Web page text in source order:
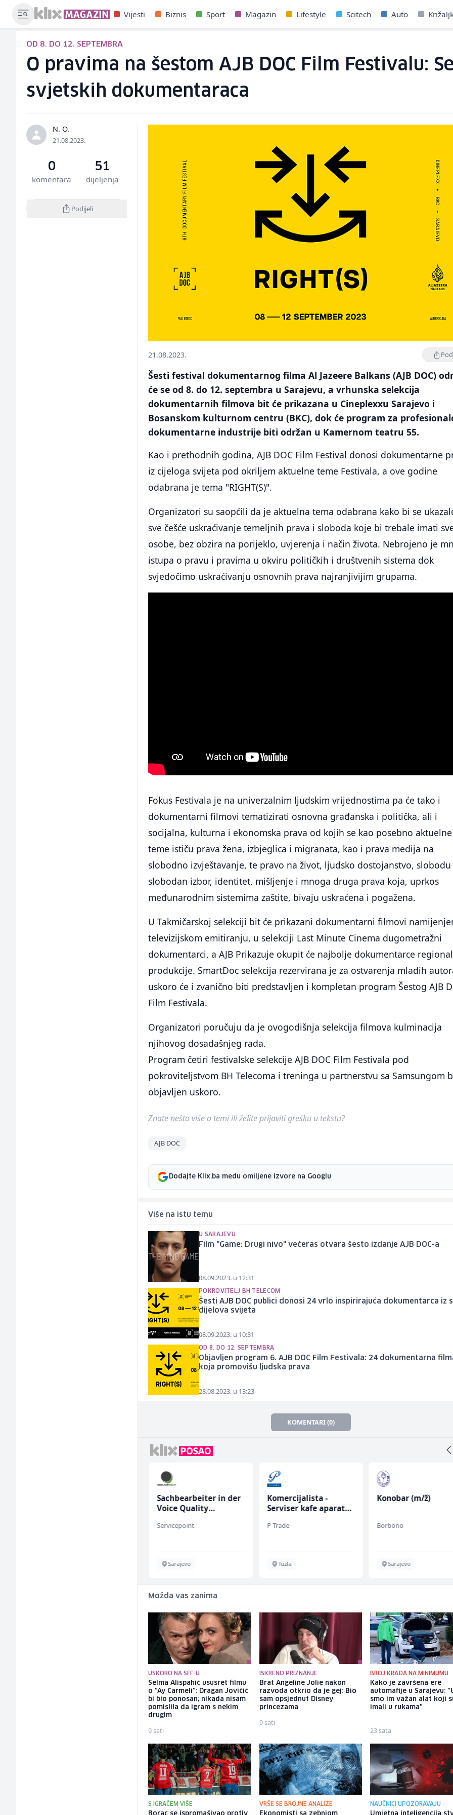
Vijesti Biznis Sport Magazin Lifestyle Scitech Auto
OD 8. DO 12. SEPTEMBRA
O pravima na šestom AJB DOC Film Festivalu:
svjetskih dokumentaraca
N. O.
21.08.2023.
0
komentara
51
dijeljenja
Podijeli
21.08.2023.
Šesti festival dokumentarnog filma Al Jazeere Balkans (AJB DOC)
će se od 8. do 12. septembra u Sarajevu, a vrhunska selekcija
dokumentarnih filmova bit će prikazana u Cineplexxu Sarajevo i
Bosanskom kulturnom centru (BKC), dok će program za
dokumentarne industrije biti održan u Kamernom teatru 55.
Kao i prethodnih godina, AJB DOC Film Festival donosi dokumentarne
iz cijeloga svijeta pod okriljem aktuelne teme Festivala, a ove godine
odabrana je tema "RIGHT(S)".
Organizatori su saopćili da je aktuelna tema odabrana kako bi se
sve češće uskraćivanje temeljnih prava i sloboda koje bi trebale imati
osobe, bez obzira na porijeklo, uvjerenja i način života. Nebrojeno je
istupa o pravu i pravima u okviru političkih i društvenih sistema dok
svjedočimo uskraćivanju osnovnih prava najranjivijim grupama.
Fokus Festivala je na univerzalnim ljudskim vrijednostima pa će tako i
dokumentarni filmovi tematizirati osnovna građanska i politička, ali i
socijalna, kulturna i ekonomska prava od kojih se kao posebno aktuelne
teme ističu prava žena, izbjeglica i migranata, kao i prava medija na
slobodno izvještavanje, te pravo na život, ljudsko dostojanstvo,
slobodan izbor, identitet, mišljenje i mnoga druga prava koja, uprkos
međunarodnim sistemima zaštite, bivaju uskraćena i pogažena.
U Takmičarskoj selekciji bit će prikazani dokumentarni filmovi
televizijskom emitiranju, u selekciji Last Minute Cinema dugometražni
dokumentarci, a AJB Prikazuje okupit će najbolje dokumentarce
produkcije. SmartDoc selekcija rezervirana je za ostvarenja mladih
uskoro će i zvanično biti predstavljen i kompletan program Šestog AJB
Film Festivala.
Organizatori poručuju da je ovogodišnja selekcija filmova kulminacija
njihovog dosadašnjeg rada.
Program četiri festivalske selekcije AJB DOC Film Festivala pod
pokroviteljstvom BH Telecoma i treninga u partnerstvu sa Samsungom
objavljen uskoro.
Znate nešto više o temi ili želite prijaviti grešku u tekstu?
AJB DOC
Dodajte Klix.ba među omiljene izvore na Googlu
Više na istu temu
U SARAJEVU
Film "Game: Drugi nivo" večeras otvara šesto izdanje AJB DOC-a
08.09.2023. u 12:31
POKROVITELJ BH TELECOM
Šesti AJB DOC publici donosi 24 vrlo inspirirajuća dokumentarca iz
dijelova svijeta
08.09.2023. u 10:31
OD 8. DO 12. SEPTEMBRA
Objavljen program 6. AJB DOC Film Festivala: 24 dokumentarna
koja promovišu ljudska prava
28.08.2023. u 13:23
KOMENTARI (0)
Sachbearbeiter in der
Voice Quality
Servicepoint
Sarajevo
Komercijalista -
Serviser kafe aparata
P Trade
Tuzla
Konobar (m/ž)
Borbono
Sarajevo
Možda vas zanima
USKORO NA SFF-U
Selma Alispahić ususret filmu
o "Ay Carmeli": Dragan Jovičić
bi bio ponosan; nikada nisam
pomislila da igram s nekim
drugim
9 sati
ISKRENO PRIZNANJE
Brat Angeline Jolie nakon
razvoda otkrio da je gej: Bio
sam opsjednut Disney
princezama
9 sati
BROJ KRAĐA NA MINIMUMU
Kako je završena ere
automafije u Sarajevu:
smo im važan alat koji
imali u rukama"
23 sata
S IGRAČEM VIŠE VRŠE SE BROJNE ANALIZE NAUČNICI UPOZORAVAJU